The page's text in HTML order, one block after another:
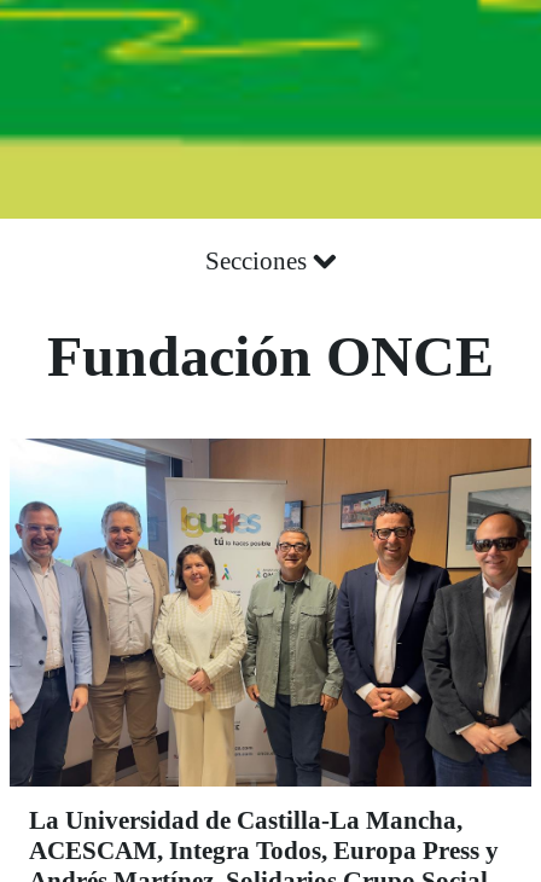
Secciones
Fundación ONCE
La Universidad de Castilla-La Mancha,
ACESCAM, Integra Todos, Europa Press y